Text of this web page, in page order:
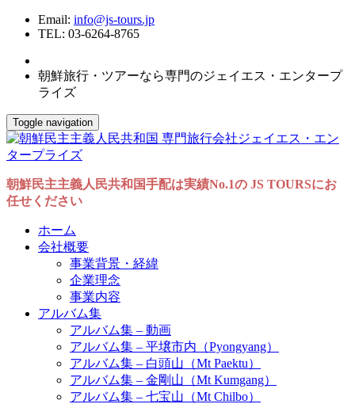
Email: info@js-tours.jp
TEL: 03-6264-8765
朝鮮旅行・ツアーなら専門のジェイエス・エンタープ
ライズ
Toggle navigation
朝鮮民主主義人民共和国手配は実績No.1の JS TOURSにお
任せください
ホーム
会社概要
事業背景・経緯
企業理念
事業内容
アルバム集
アルバム集 – 動画
アルバム集 – 平壌市内（Pyongyang）
アルバム集 – 白頭山（Mt Paektu）
アルバム集 – 金剛山（Mt Kumgang）
アルバム集 – 七宝山（Mt Chilbo）